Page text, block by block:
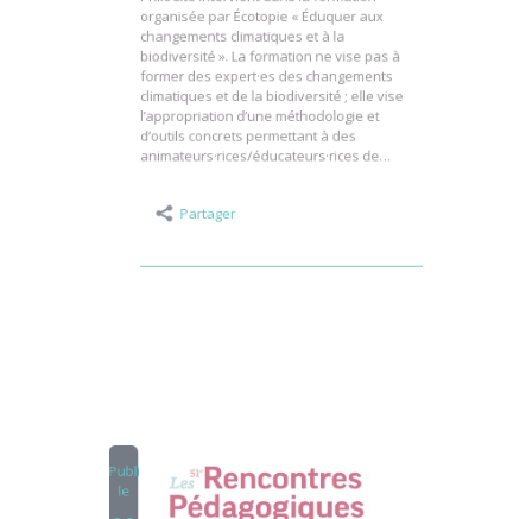
PhiloCité intervient dans la formation
organisée par Écotopie « Éduquer aux
changements climatiques et à la
biodiversité ». La formation ne vise pas à
former des expert·es des changements
climatiques et de la biodiversité ; elle vise
l’appropriation d’une méthodologie et
23